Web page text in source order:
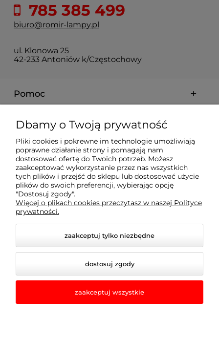
785 385 499
biuro@romir-lampy.pl
ul. Klonowa 25
42-233 Antoniów k/Częstochowy
Pomoc
Moje konto
Płatności i dostawa
Informacje
O nas
© 2026 romir-lampy.pl. Wszelkie prawa zastrzeżone.
Dbamy o Twoją prywatność
Pliki cookies i pokrewne im technologie umożliwiają
poprawne działanie strony i pomagają nam
dostosować ofertę do Twoich potrzeb. Możesz
zaakceptować wykorzystanie przez nas wszystkich
tych plików i przejść do sklepu lub dostosować użycie
plików do swoich preferencji, wybierając opcję
"Dostosuj zgody".
Więcej o plikach cookies przeczytasz w naszej Polityce
prywatności.
zaakceptuj tylko niezbędne
dostosuj zgody
zaakceptuj wszystkie